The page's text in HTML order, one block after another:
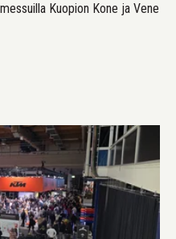
Kuopion Kone ja Vene